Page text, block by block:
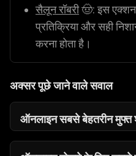
सैलून रॉबरी🤠: इस
प्रतिक्रिया और सही
करना होता है।
अक्सर पूछे जाने वाले सवाल
ऑनलाइन सबसे बेहतरीन मुफ्त
ऑनलाइन खेलने के लिए सबसे
Gamezop पर ये शानदार